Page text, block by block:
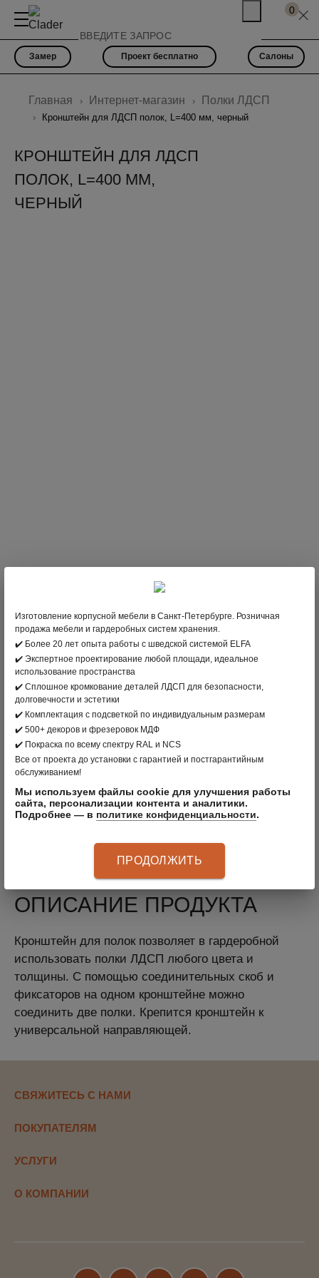
0
Замер Проект бесплатно Салоны
Главная Интернет-магазин Полки ЛДСП
Кронштейн для ЛДСП полок, L=400 мм, черный
КРОНШТЕЙН ДЛЯ ЛДСП
ПОЛОК, L=400 ММ,
ЧЕРНЫЙ
334 ;
В КОРЗИНУ
вернуться в раздел
ПРОИЗВОДИТЕЛЬ:CLÄDER
ЦВЕТ: ЧЕРНЫЙ
МАТЕРИАЛ: СТАЛЬ
ОПИСАНИЕ ПРОДУКТА
Кронштейн для полок позволяет в гардеробной
использовать полки ЛДСП любого цвета и
толщины. С помощью соединительных скоб и
фиксаторов на одном кронштейне можно
соединить две полки. Крепится кронштейн к
универсальной направляющей.
СВЯЖИТЕСЬ С НАМИ
ПОКУПАТЕЛЯМ
УСЛУГИ
О КОМПАНИИ
Изготовление корпусной мебели в Санкт-Петербурге. Розничная
продажа мебели и гардеробных систем хранения.
✔️ Более 20 лет опыта работы с шведской системой ELFA
✔️ Экспертное проектирование любой площади, идеальное
использование пространства
✔️ Сплошное кромкование деталей ЛДСП для безопасности,
долговечности и эстетики
✔️ Комплектация с подсветкой по индивидуальным размерам
✔️ 500+ декоров и фрезеровок МДФ
✔️ Покраска по всему спектру RAL и NCS
Все от проекта до установки с гарантией и постгарантийным
обслуживанием!
Мы используем файлы cookie для улучшения работы
сайта, персонализации контента и аналитики.
Подробнее — в политике конфиденциальности.
ПРОДОЛЖИТЬ